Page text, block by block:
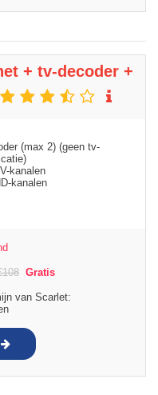
+ tv-decoder +
(max 2) (geen tv-
kanalen
kanalen
108 Gratis
van Scarlet: